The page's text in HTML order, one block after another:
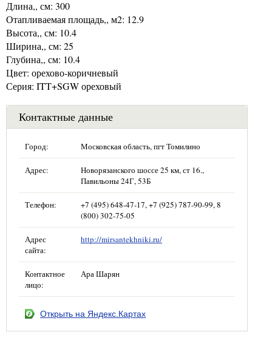
Длина,, см: 300
Отапливаемая площадь,, м2: 12.9
Высота,, см: 10.4
Ширина,, см: 25
Глубина,, см: 10.4
Цвет: орехово-коричневый
Серия: ITT+SGW ореховый
Контактные данные
Город: Московская область, пгт Томилино
Адрес:
Новорязанского шоссе 25 км, ст 16.,
Павильоны 24Г, 53Б
Телефон:
+7 (495) 648-47-17, +7 (925) 787-90-99, 8
(800) 302-75-05
Адрес
сайта:
http://mirsantekhniki.ru/
Контактное
лицо:
Ара Шарян
Открыть на Яндекс.Картах